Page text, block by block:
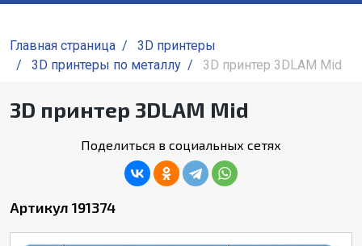
Главная страница /
3D принтеры
/
3D принтеры по металлу / 3D принтер 3DLAM Mid
3D принтер 3DLAM Mid
Поделиться в социальных сетях
Артикул 191374